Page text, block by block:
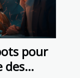
pour
des